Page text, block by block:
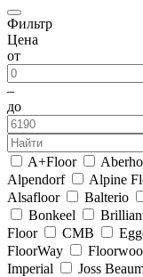
Фильтр
Цена
от
–
до
A+Floor
Alpendorf
Alpine
Alsafloor
Balterio
Bonkeel
Floor
CMB
FloorWay
Imperial
Joss